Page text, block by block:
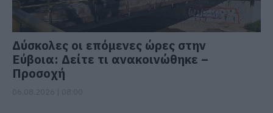
Δύσκολες οι επόμενες ώρες στην
Εύβοια: Δείτε τι ανακοινώθηκε –
Προσοχή